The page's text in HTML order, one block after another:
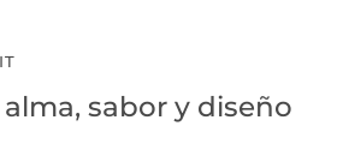
sabor y diseño